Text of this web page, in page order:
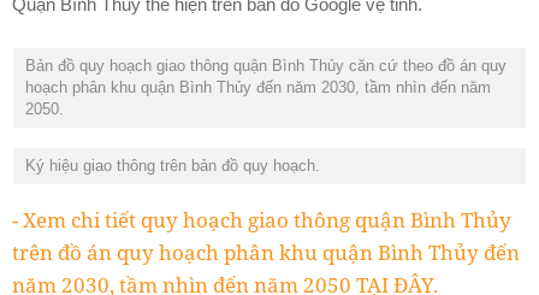
Quận Bình Thủy thể hiện trên bản đồ Google vệ tinh.
Bản đồ quy hoạch giao thông quận Bình Thủy căn cứ theo đồ án quy
hoạch phân khu quận Bình Thủy đến năm 2030, tầm nhìn đến năm
2050.
Ký hiệu giao thông trên bản đồ quy hoạch.
- Xem chi tiết quy hoạch giao thông quận Bình Thủy
trên đồ án quy hoạch phân khu quận Bình Thủy đến
năm 2030, tầm nhìn đến năm 2050 TẠI ĐÂY.